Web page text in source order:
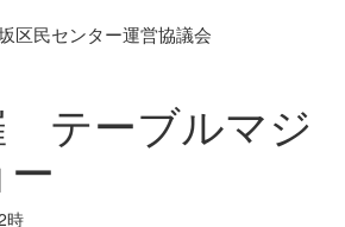
民センター運営協議会
テーブルマジ
時